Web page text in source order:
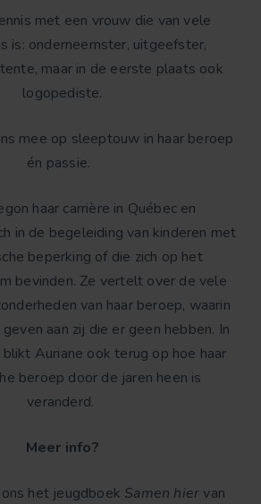
met een vrouw die van vele
is: onderneemster, uitgeefster,
maar in de eerste plaats ook
logopediste.
mee op sleeptouw in haar beroep
én passie.
haar carrière in Québec en
in de begeleiding van kinderen met
beperking of die zich op het
bevinden. Ze vertelt over de vele
van haar beroep, waarin
aan zij die er geen hebben. In
Auriane ook terug op hoe haar
beroep door de jaren heen is
veranderd.
Meer info?
het jeugdboek Samen hier van